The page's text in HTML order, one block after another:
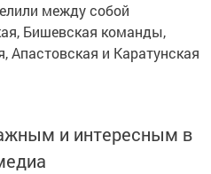
между собой
Бишевская команды,
и Каратунская
и интересным в